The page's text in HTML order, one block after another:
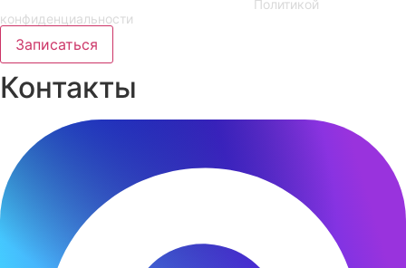
Политикой
конфиденциальности
Записаться
Контакты